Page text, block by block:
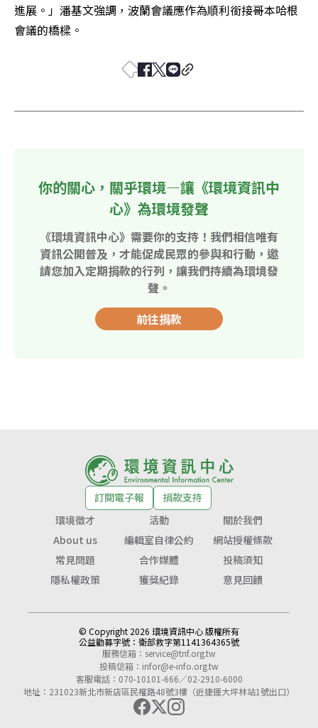
進展。」潘基文強調，波蘭會議應作為順利銜接哥本哈根
會議的橋樑。
你的關心，關乎環境—讓《環境資訊中
心》為環境發聲
《環境資訊中心》需要你的支持！我們相信唯有
資訊公開普及，才能促成民眾的參與和行動，邀
請您加入定期捐款的行列，讓我們持續為環境發
聲。
前往捐款
訂閱電子報
捐款支持
環境徵才
活動
關於我們
About us
編輯室自律公約
網站授權條款
常見問題
合作媒體
投稿須知
隱私權政策
獲獎紀錄 意見回饋
© Copyright 2026 環境資訊中心 版權所有
公益勸募字號： 衛部救字第1141364365號
服務信箱： service@tnf.org.tw
投稿信箱： infor@e-info.org.tw
客服電話：070-10101-666／02-2910-6000
地址：231023新北市新店區民權路48號3樓（近捷運大坪林站1號出口）